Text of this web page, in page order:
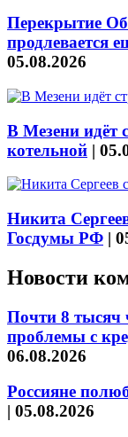
Перекрытие
продлевается
05.08.2026
В Мезени идёт
котельной |
Никита
Госдумы РФ |
Новости
Почти 8 тысяч
проблемы с
06.08.2026
Россияне
| 05.08.2026